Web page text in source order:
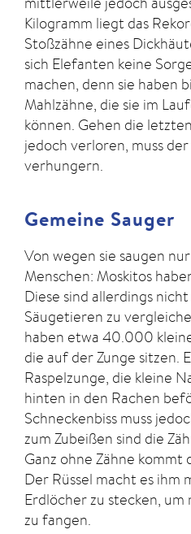
Kilogramm liegt das
Stoßzähne eines
sich Elefanten keine
machen, denn sie haben
Mahlzähne, die sie im
können. Gehen die
jedoch verloren, muss
verhungern.
Gemeine Sauger
Von wegen sie saugen
Menschen: Moskitos
Diese sind allerdings
Säugetieren zu
haben etwa 40.000
die auf der Zunge sitzen.
Raspelzunge, die kleine
hinten in den Rachen
Schneckenbiss muss
zum Zubeißen sind die
Ganz ohne Zähne kommt
Der Rüssel macht es ihm
Erdlöcher zu stecken,
zu fangen.